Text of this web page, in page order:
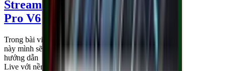
Stream
Pro V6
Trong bài viết
này mình sẽ
hướng dẫn
Live với nền